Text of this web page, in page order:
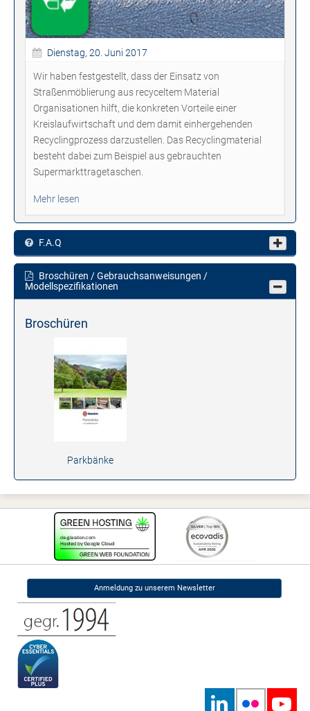
Dienstag, 20. Juni 2017
Wir haben festgestellt, dass der Einsatz von
Straßenmöblierung aus recyceltem Material
Organisationen hilft, die konkreten Vorteile einer
Kreislaufwirtschaft und dem damit einhergehenden
Recyclingprozess darzustellen. Das Recyclingmaterial
besteht dabei zum Beispiel aus gebrauchten
Supermarkttragetaschen.
Mehr lesen
F.A.Q
Broschüren / Gebrauchsanweisungen /
Modellspezifikationen
Broschüren
Parkbänke
Anmeldung zu unserem Newsletter